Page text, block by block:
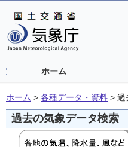
ホーム
ホーム > 各種データ・資料 > 過
過去の気象データ検索